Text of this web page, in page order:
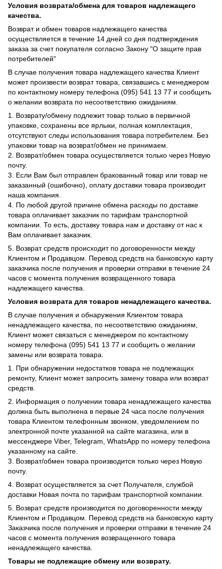
Условия возврата/обмена для товаров надлежащего
качества.
Возврат и обмен товаров надлежащего качества
осуществляется в течение 14 дней со дня подтверждения
заказа за счет покупателя согласно Закону "О защите прав
потребителей"
В случае получения товара надлежащего качества Клиент
может произвести возврат товара, связавшись с менеджером
по контактному номеру телефона (095) 541 13 77 и сообщить
о желании возврата по несоответствию ожиданиям.
1. Возврату/обмену подлежит товар только в первичной
упаковке, сохранены все ярлыки, полная комплектация,
отсутствуют следы использования товара потребителем. Без
упаковки товар на возврат/обмен не принимаем.
2. Возврат/обмен товара осуществляется только через Новую
почту.
3. Если Вам был отправлен бракованный товар или товар не
заказанный (ошибочно), оплату доставки товара производит
наша компания.
4. По любой другой причине обмена расходы по доставке
товара оплачивает заказчик по тарифам транспортной
компании. То есть, доставку товара нам и доставку от нас к
Вам оплачивает заказчик.
5. Возврат средств происходит по договоренности между
Клиентом и Продавцом. Перевод средств на банковскую карту
заказчика после получения и проверки отправки в течение 24
часов с момента получения возвращенного товара
надлежащего качества.
Условия возврата для товаров ненадлежащего качества.
В случае получения и обнаружения Клиентом товара
ненадлежащего качества, по несоответствию ожиданиям,
Клиент может связаться с менеджером по контактному
номеру телефона (095) 541 13 77 и сообщить о желании
замены или возврата товара.
1. При обнаружении недостатков товара не подлежащих
ремонту, Клиент может запросить замену товара или возврат
средств.
2. Информация о получении товара ненадлежащего качества
должна быть выполнена в первые 24 часа после получения
товара Клиентом телефонным звонком, уведомлением по
электронной почте указанной на сайте магазина, или в
мессенджере Viber, Telegram, WhatsApp по номеру телефона
указанному на сайте.
3. Возврат/обмен товара производится только через Новую
почту.
4. Возврат осуществляется за счет Получателя, службой
доставки Новая почта по тарифам транспортной компании.
5. Возврат средств производится по договоренности между
Клиентом и Продавцом. Перевод средств на банковскую карту
Заказчика после получения и проверки отправки в течение 24
часов с момента получения возвращенного товара
ненадлежащего качества.
Товары не подлежащие обмену или возврату.